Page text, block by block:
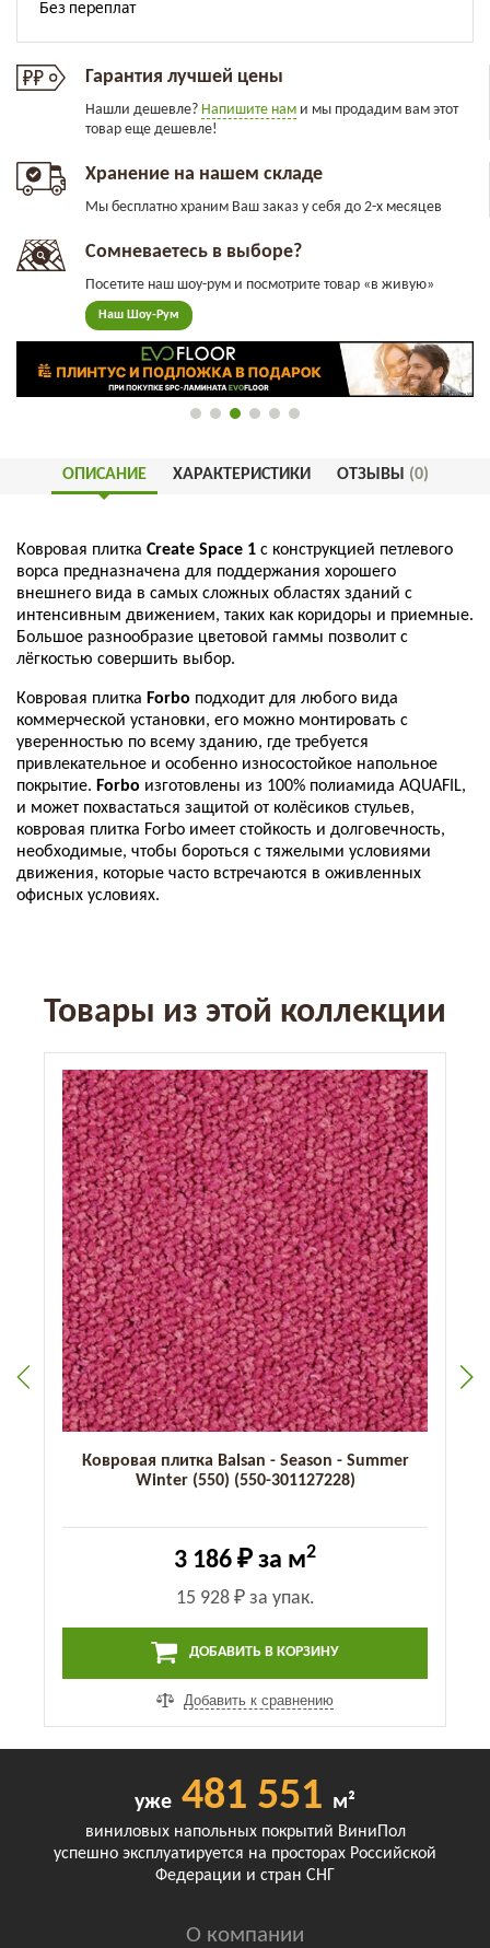
Гарантия лучшей цены
Нашли дешевле? Напишите нам и мы продадим вам этот
товар еще дешевле!
Хранение на нашем складе
Мы бесплатно храним Ваш заказ у себя до 2-х месяцев
Сомневаетесь в выборе?
Посетите наш шоу-рум и посмотрите товар «в живую»
Наш Шоу-Рум
ОПИСАНИЕ ХАРАКТЕРИСТИКИ ОТЗЫВЫ (0)
Ковровая плитка Create Space 1 с конструкцией петлевого
ворса предназначена для поддержания хорошего
внешнего вида в самых сложных областях зданий с
интенсивным движением, таких как коридоры и приемные.
Большое разнообразие цветовой гаммы позволит с
лёгкостью совершить выбор.
Ковровая плитка Forbo подходит для любого вида
коммерческой установки, его можно монтировать с
уверенностью по всему зданию, где требуется
привлекательное и особенно износостойкое напольное
покрытие. Forbo изготовлены из 100% полиамида AQUAFIL,
и может похвастаться защитой от колёсиков стульев,
ковровая плитка Forbo имеет стойкость и долговечность,
необходимые, чтобы бороться с тяжелыми условиями
движения, которые часто встречаются в оживленных
офисных условиях.
Товары из этой коллекции
Ковровая плитка Balsan - Season - Summer
Winter (550) (550-301127228)
3 186 ₽ за м2
15 928 ₽за упак.
ДОБАВИТЬ В КОРЗИНУ
Добавить к сравнению
уже 481 551 м²
виниловых напольных покрытий ВиниПол
успешно эксплуатируется на просторах Российской
Федерации и стран СНГ
О компании